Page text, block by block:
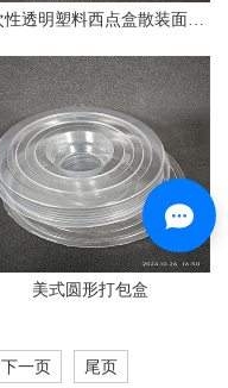
一次性透明塑料西点盒散装面包蛋糕包装盒圆形一次性餐盒
美式圆形打包盒
下一页 尾页